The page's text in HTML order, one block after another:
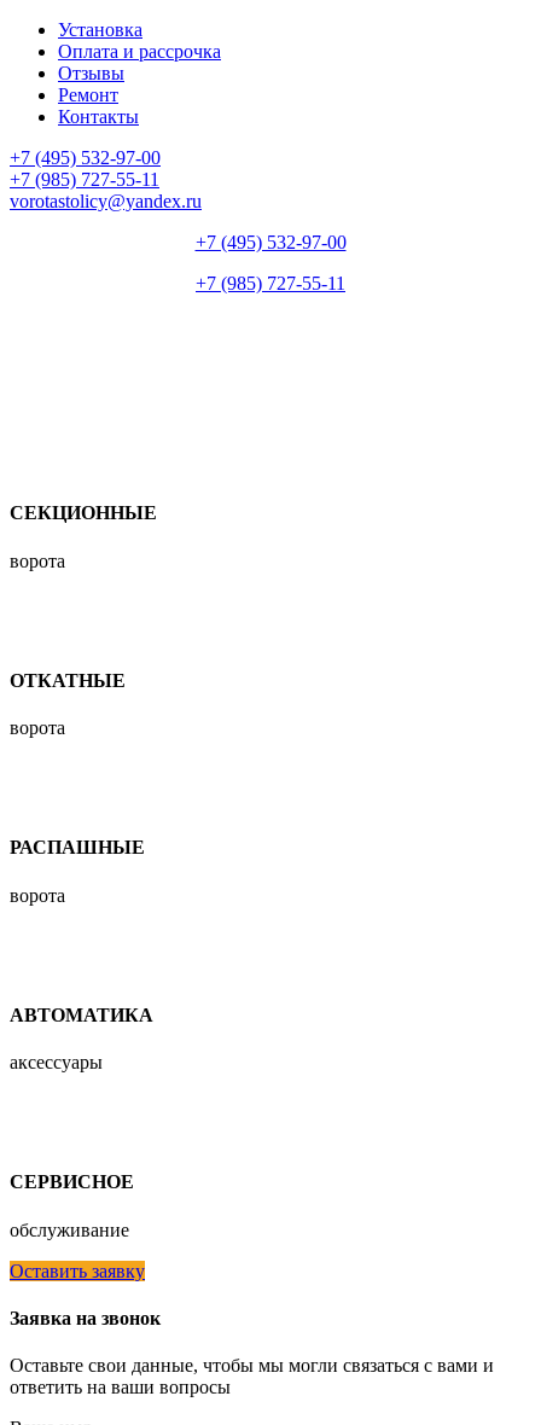
Установка
Оплата и рассрочка
Отзывы
Ремонт
Контакты
+7 (495) 532-97-00
+7 (985) 727-55-11
vorotastolicy@yandex.ru
+7 (495) 532-97-00
+7 (985) 727-55-11
СЕКЦИОННЫЕ
ворота
ОТКАТНЫЕ
ворота
РАСПАШНЫЕ
ворота
АВТОМАТИКА
аксессуары
СЕРВИСНОЕ
обслуживание
Оставить заявку
Заявка на звонок
Оставьте свои данные, чтобы мы могли связаться с вами и
ответить на ваши вопросы